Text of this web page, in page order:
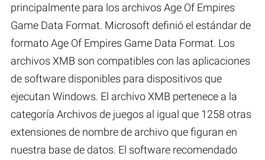
principalmente para los archivos Age Of Empires
Game Data Format. Microsoft definió el estándar de
formato Age Of Empires Game Data Format. Los
archivos XMB son compatibles con las aplicaciones
de software disponibles para dispositivos que
ejecutan Windows. El archivo XMB pertenece a la
categoría Archivos de juegos al igual que 1258 otras
extensiones de nombre de archivo que figuran en
nuestra base de datos. El software recomendado